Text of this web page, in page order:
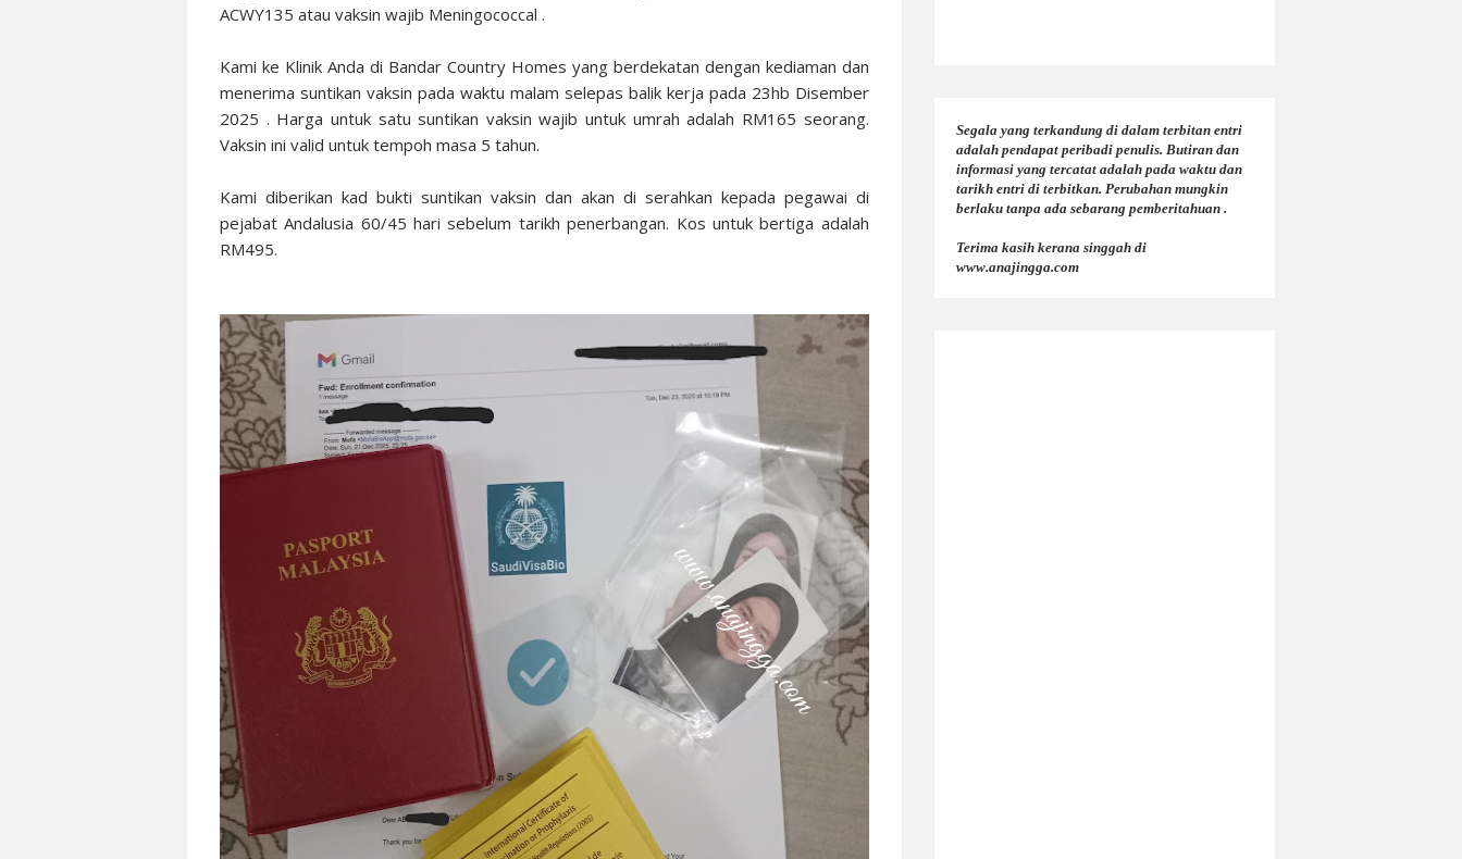
ACWY135 atau vaksin wajib Meningococcal .
Kami ke Klinik Anda di Bandar Country Homes yang berdekatan dengan kediaman dan
menerima suntikan vaksin pada waktu malam selepas balik kerja pada 23hb Disember
2025 . Harga untuk satu suntikan vaksin wajib untuk umrah adalah RM165 seorang.
Vaksin ini valid untuk tempoh masa 5 tahun.
Kami diberikan kad bukti suntikan vaksin dan akan di serahkan kepada pegawai di
pejabat Andalusia 60/45 hari sebelum tarikh penerbangan. Kos untuk bertiga adalah
RM495.
Segala yang terkandung di dalam terbitan entri
adalah pendapat peribadi penulis. Butiran dan
informasi yang tercatat adalah pada waktu dan
tarikh entri di terbitkan. Perubahan mungkin
berlaku tanpa ada sebarang pemberitahuan .
Terima kasih kerana singgah di
www.anajingga.com